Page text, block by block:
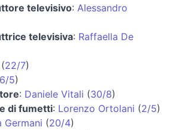
televisivo: Alessandro
televisiva: Raffaella De
(22/7)
6/5)
: Daniele Vitali (30/8)
di fumetti: Lorenzo Ortolani (2/5)
Germani (20/4)